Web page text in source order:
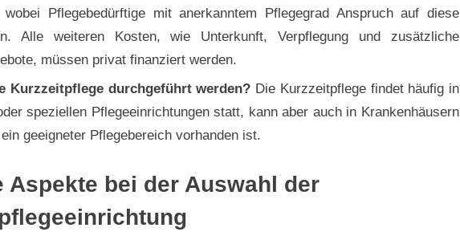
Pflegebedürftige mit anerkanntem Pflegegrad Anspruch auf diese
Alle weiteren Kosten, wie Unterkunft, Verpflegung und zusätzliche
müssen privat finanziert werden.
Kurzzeitpflege durchgeführt werden? Die Kurzzeitpflege findet häufig in
speziellen Pflegeeinrichtungen statt, kann aber auch in Krankenhäusern
geeigneter Pflegebereich vorhanden ist.
Aspekte bei der Auswahl der